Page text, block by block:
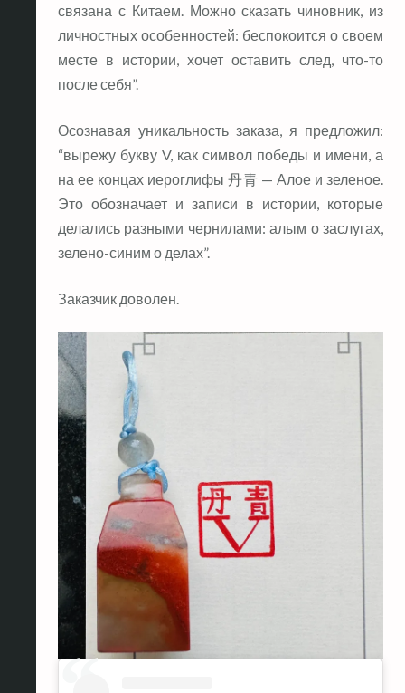
связана с Китаем. Можно сказать чиновник, из
личностных особенностей: беспокоится о своем
месте в истории, хочет оставить след, что-то
после себя”.
Осознавая уникальность заказа, я предложил:
“вырежу букву V, как символ победы и имени, а
на ее концах иероглифы 丹青 — Алое и зеленое.
Это обозначает и записи в истории, которые
делались разными чернилами: алым о заслугах,
зелено-синим о делах”.
Заказчик доволен.